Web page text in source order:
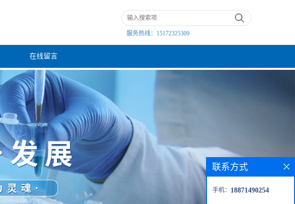
服务热线： 15172325309
在线留言
联系方式
手机： 18871490254